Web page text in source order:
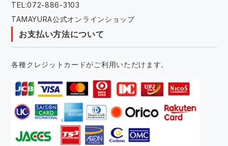
TEL:072-886-3103
TAMAYURA公式オンラインショップ
お支払い方法について
各種クレジットカードがご利用いただけます。